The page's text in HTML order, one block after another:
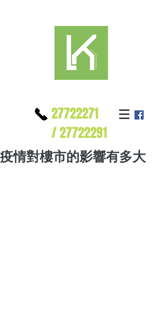
27722271
/27722291
疫情對樓市的影響有多大